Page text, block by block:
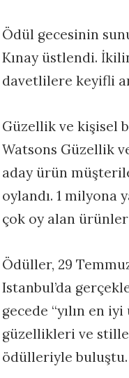
Ödül gecesinin
Kınay üstlendi.
davetlilere keyifli
Güzellik ve kişisel
Watsons Güzellik
aday ürün
oylandı. 1 milyona
çok oy alan ürünler
Ödüller, 29
Istanbul’da
gecede “yılın en
güzellikleri ve
ödülleriyle buluştu.